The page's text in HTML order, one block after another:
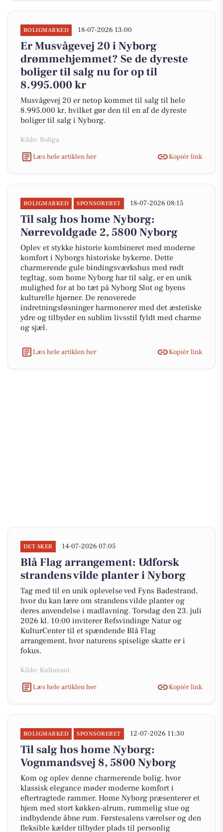
BOLIGMARKED 18-07-2026 13:00
Er Musvågevej 20 i Nyborg
drømmehjemmet? Se de dyreste
boliger til salg nu for op til
8.995.000 kr
Musvågevej 20 er netop kommet til salg til hele
8.995.000 kr, hvilket gør den til en af de dyreste
boliger til salg i Nyborg.
Kilde: Boliga
Læs hele artiklen her
Kopiér link
BOLIGMARKED SPONSORERET 18-07-2026 08:15
Til salg hos home Nyborg:
Nørrevoldgade 2, 5800 Nyborg
Oplev et stykke historie kombineret med moderne
komfort i Nyborgs historiske bykerne. Dette
charmerende gule bindingsværkshus med rødt
tegltag, som home Nyborg har til salg, er en unik
mulighed for at bo tæt på Nyborg Slot og byens
kulturelle hjørner. De renoverede
indretningsløsninger harmonerer med det æstetiske
ydre og tilbyder en sublim livsstil fyldt med charme
og sjæl.
Læs hele artiklen her Kopiér link
DET SKER 14-07-2026 07:05
Blå Flag arrangement: Udforsk
strandens vilde planter i Nyborg
Tag med til en unik oplevelse ved Fyns Badestrand,
hvor du kan lære om strandens vilde planter og
deres anvendelse i madlavning. Torsdag den 23. juli
2026 kl. 10:00 inviterer Refsvindinge Natur og
KulturCenter til et spændende Blå Flag
arrangement, hvor naturens spiselige skatte er i
fokus.
Kilde: Kultunaut
Læs hele artiklen her
Kopiér link
BOLIGMARKED SPONSORERET 12-07-2026 11:30
Til salg hos home Nyborg:
Vognmandsvej 8, 5800 Nyborg
Kom og oplev denne charmerende bolig, hvor
klassisk elegance møder moderne komfort i
eftertragtede rammer. Home Nyborg præsenterer et
hjem med stort køkken-alrum, rummelig stue og
indbydende åbne rum. Førstesalens værelser og den
fleksible kælder tilbyder plads til personlig